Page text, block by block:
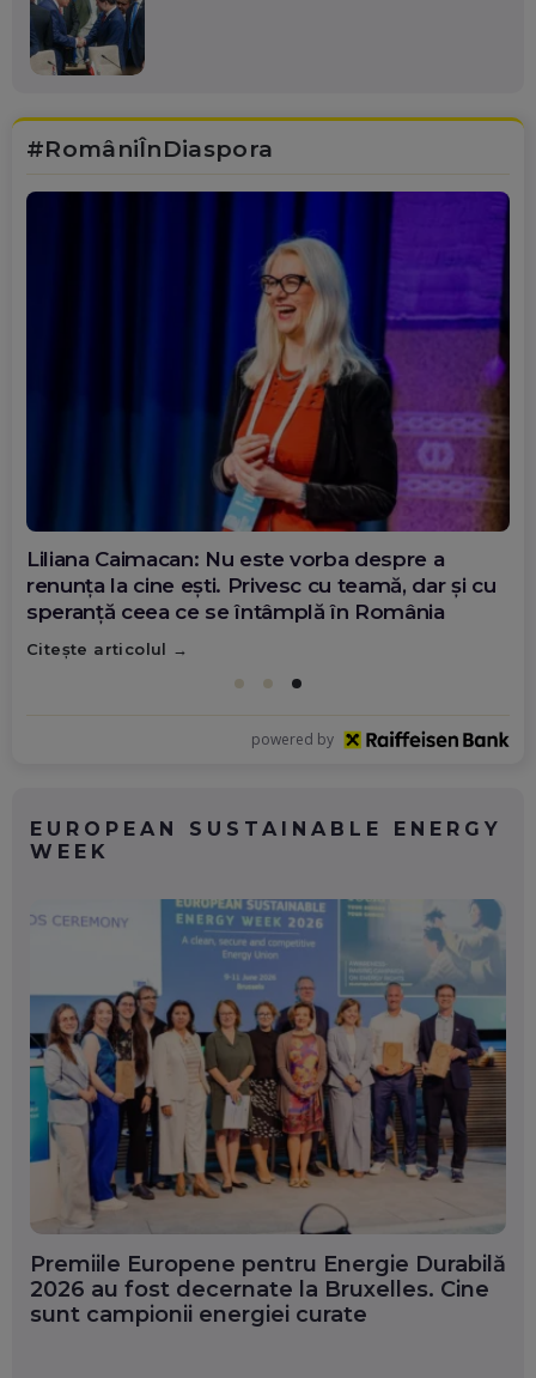
#RomâniÎnDiaspora
Diana Olar, românca de la Google care
demonstrează că diaspora poate schimba
România
Citește articolul
powered by
EUROPEAN SUSTAINABLE ENERGY
WEEK
Premiile Europene pentru Energie Durabilă
2026 au fost decernate la Bruxelles. Cine
sunt campionii energiei curate